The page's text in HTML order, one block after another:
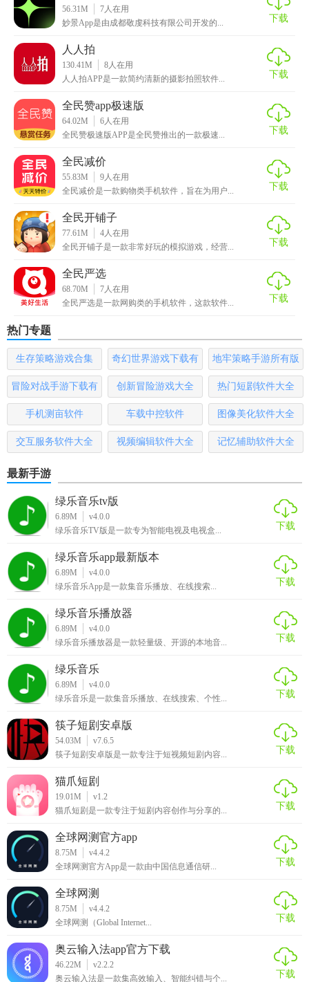
【找摄影】提供已通过全民摄影身份认证的摄影师／摄影机
构的信息及作品，方便用户寻找自己挚爱的作品及摄影师
【搜作品】为用户展示海量的摄影师和模特作品，天天都有
新作品，天天都有美图看。
【美人库】提供已通过全民摄影身份认证的国内外知名模特
信息及作品，方便各位摄影师及产品老板寻找您的专属模特
找摄影：当红摄影大咖云集，寻找专属摄影师
婚纱照：找对的你，拍最美的片，记录甜蜜爱情
找化妆：美妆一手掌握，坐享时尚潮流
找场地：百变爆款场景，随手拍出大片
【全民摄影APP优势】
1、汇集全国各地海量专业摄影师、模特、化妆师及摄影基
地、影视城信息
2、每日持续更新大量专业信息资源，如摄影师、模特、化妆
师
3、全站信息资源分类齐全，用户可按个人需求精准搜索资源
4、优秀作品全面展示，大师级巨作等你分享
【全民摄影APP亮点】
在全国各地收集了大量专业摄影师、模特、化妆师、摄影基
地和影视城市。
每天不断更新大量专业信息资源，如摄影师、模特、化妆师
全站信息资源分类齐全，用户可根据个人需求准确查找资
源。
【全民摄影APP使用说明】
1、直接下载全民摄影app至手机，点击安装登录之后使用
2、选择首页，直接查看首页推送的内容，选择详细的查看
3、点击搜作品，立即进入页面根据分类逐个的筛选查看
4、点击找场地，直接根据具体的城市选择查看喜欢的场地
5、进入个人主页，选择资格认证、交易记录、充值订单或者
我的关注
56.31M 7 人在用
妙景App是由成都敬虔科技有限公司开发的...
下载
人人拍
130.41M 8 人在用
人人拍APP是一款简约清新的摄影拍照软件...
下载
全民赞app极速版
64.02M 6 人在用
全民赞极速版APP是全民赞推出的一款极速...
下载
全民减价
55.83M 9 人在用
全民减价是一款购物类手机软件，旨在为用户...
下载
全民开铺子
77.61M 4 人在用
全民开铺子是一款非常好玩的模拟游戏，经营...
下载
全民严选
68.70M 7 人在用
全民严选是一款网购类的手机软件，这款软件...
下载
热门专题
生存策略游戏合集
奇幻世界游戏下载有
哪些
地牢策略手游所有版
本
冒险对战手游下载有
哪些
创新冒险游戏大全 热门短剧软件大全
手机测亩软件 车载中控软件 图像美化软件大全
交互服务软件大全 视频编辑软件大全 记忆辅助软件大全
最新手游
绿乐音乐tv版
6.89M
v4.0.0
绿乐音乐TV版是一款专为智能电视及电视盒...
下载
绿乐音乐app最新版本
6.89M
v4.0.0
绿乐音乐App是一款集音乐播放、在线搜索...
下载
绿乐音乐播放器
6.89M
v4.0.0
绿乐音乐播放器是一款轻量级、开源的本地音...
下载
绿乐音乐
6.89M
v4.0.0
绿乐音乐是一款集音乐播放、在线搜索、个性...
下载
筷子短剧安卓版
54.03M
v7.6.5
筷子短剧安卓版是一款专注于短视频短剧内容...
下载
猫爪短剧
19.01M
v1.2
猫爪短剧是一款专注于短剧内容创作与分享的...
下载
全球网测官方app
8.75M
v4.4.2
全球网测官方App是一款由中国信息通信研...
下载
全球网测
8.75M
v4.4.2
全球网测（Global Internet...
下载
奥云输入法app官方下载
46.22M
v2.2.2
奥云输入法是一款集高效输入、智能纠错与个...
下载